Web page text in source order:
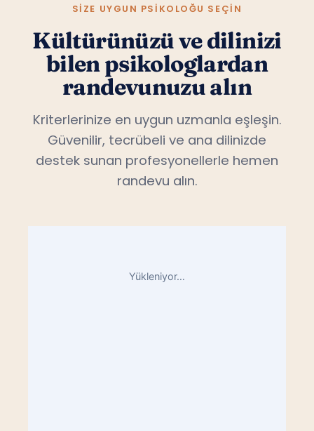
SIZE UYGUN PSIKOLOĞU SEÇIN
Kültürünüzü ve dilinizi
bilen psikologlardan
randevunuzu alın
Kriterlerinize en uygun uzmanla eşleşin.
Güvenilir, tecrübeli ve ana dilinizde
destek sunan profesyonellerle hemen
randevu alın.